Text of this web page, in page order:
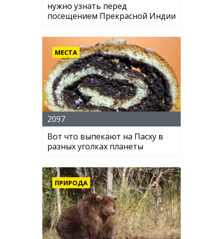
нужно узнать перед
посещением Прекрасной Индии
МЕСТА
2097
Вот что выпекают на Пасху в
разных уголках планеты
ПРИРОДА